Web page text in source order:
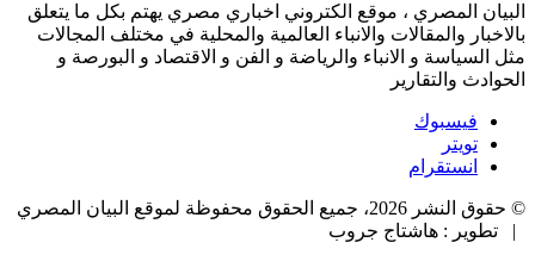
البيان المصري ، موقع الكتروني اخباري مصري يهتم بكل ما يتعلق
بالاخبار والمقالات والانباء العالمية والمحلية في مختلف المجالات
مثل السياسة و الانباء والرياضة و الفن و الاقتصاد و البورصة و
الحوادث والتقارير
فيسبوك
تويتر
انستقرام
© حقوق النشر 2026، جميع الحقوق محفوظة لموقع البيان المصري
| تطوير : هاشتاج جروب